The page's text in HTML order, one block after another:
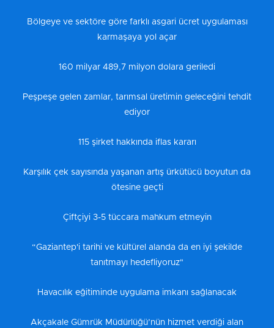
Bölgeye ve sektöre göre farklı asgari ücret uygulaması
karmaşaya yol açar
160 milyar 489,7 milyon dolara geriledi
Peşpeşe gelen zamlar, tarımsal üretimin geleceğini tehdit
ediyor
115 şirket hakkında iflas kararı
Karşılık çek sayısında yaşanan artış ürkütücü boyutun da
ötesine geçti
Çiftçiyi 3-5 tüccara mahkum etmeyin
“Gaziantep'i tarihi ve kültürel alanda da en iyi şekilde
tanıtmayı hedefliyoruz"
Havacılık eğitiminde uygulama imkanı sağlanacak
Akçakale Gümrük Müdürlüğü’nün hizmet verdiği alan